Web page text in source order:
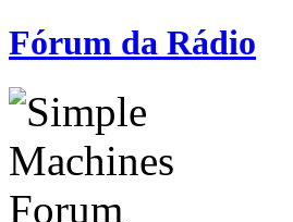
Fórum da Rádio